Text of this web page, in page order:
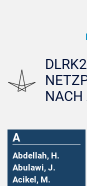
NACH
A
Abdellah, H.
Abulawi, J.
Acikel, M.